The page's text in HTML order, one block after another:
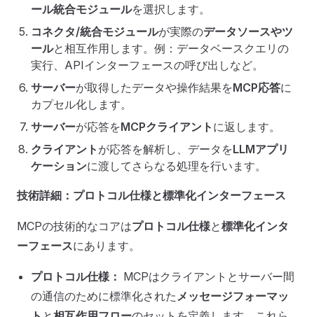
ール統合モジュールを選択します。
コネクタ/統合モジュールが実際のデータソースやツ
ールと相互作用します。例：データベースクエリの
実行、APIインターフェースの呼び出しなど。
サーバーが取得したデータや操作結果をMCP応答に
カプセル化します。
サーバーが応答をMCPクライアント に返します。
クライアント が応答を解析し、データをLLMアプリ
ケーションに渡してさらなる処理を行います。
技術詳細：プロトコル仕様と標準化インターフェース
MCPの技術的なコアはプロトコル仕様と標準化インタ
ーフェースにあります。
プロトコル仕様： MCPはクライアントとサーバー間
の通信のために標準化されたメッセージフォーマッ